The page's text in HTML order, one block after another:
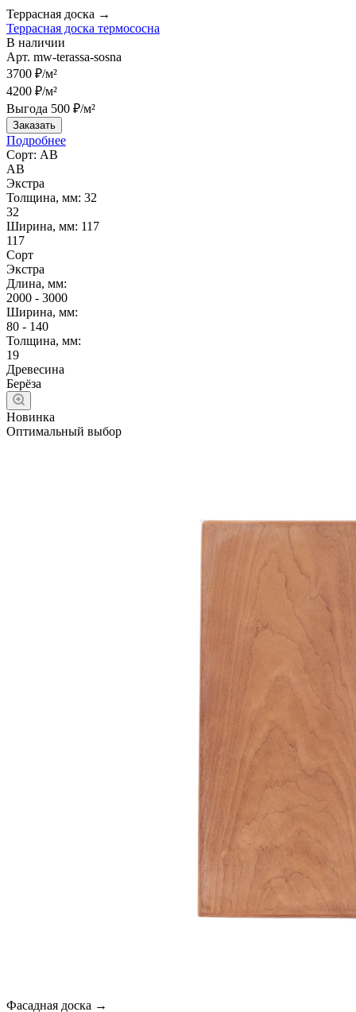
Террасная доска →
Террасная доска термососна
В наличии
Арт. mw-terassa-sosna
3700 ₽/м²
4200 ₽/м²
Выгода 500 ₽/м²
Заказать
Подробнее
Сорт: АВ
АВ
Экстра
Толщина, мм: 32
32
Ширина, мм: 117
117
Сорт
Экстра
Длина, мм:
2000 - 3000
Ширина, мм:
80 - 140
Толщина, мм:
19
Древесина
Берёза
Новинка
Оптимальный выбор
Фасадная доска →